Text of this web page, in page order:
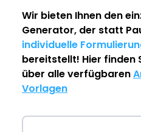
Wir bieten Ihnen den
Generator, der statt
individuelle
bereitstellt! Hier finden
über alle verfügbaren
Vorlagen